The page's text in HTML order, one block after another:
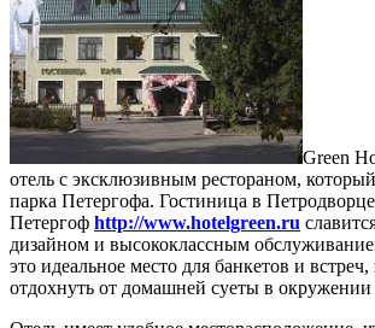
Green
отель с эксклюзивным рестораном,
парка Петергофа. Гостиница в
Петергоф http://www.hotelgreen.ru
дизайном и высококлассным
это идеальное место для банкетов и встреч,
отдохнуть от домашней суеты в